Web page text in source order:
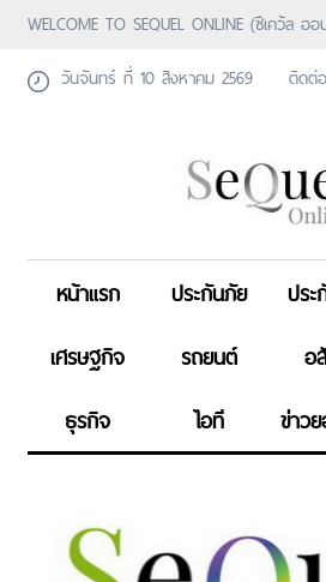
WELCOME TO SEQUEL ONLINE (ซีเคว้ล ออ
วันจันทร์ ที่ 10 สิงหาคม 2569
ติดต่
หน้าแรก ประกันภัย ปร
เศรษฐกิจ
รถยนต์ อ
ธุรกิจ
ไอที ข่าว